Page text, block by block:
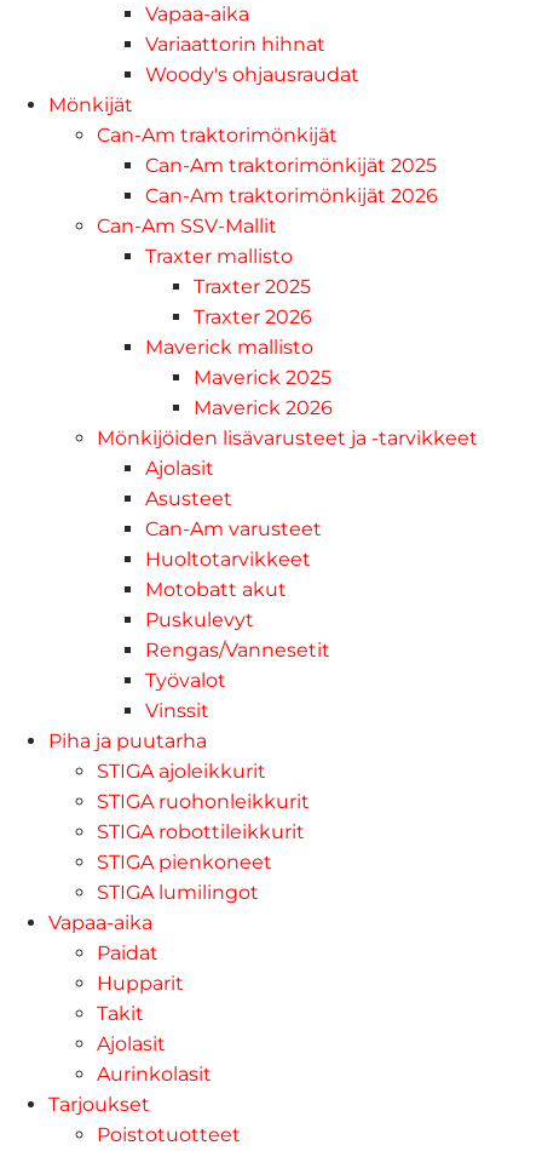
Vapaa-aika
Variaattorin hihnat
Woody's ohjausraudat
Mönkijät
Can-Am traktorimönkijät
Can-Am traktorimönkijät 2025
Can-Am traktorimönkijät 2026
Can-Am SSV-Mallit
Traxter mallisto
Traxter 2025
Traxter 2026
Maverick mallisto
Maverick 2025
Maverick 2026
Mönkijöiden lisävarusteet ja -tarvikkeet
Ajolasit
Asusteet
Can-Am varusteet
Huoltotarvikkeet
Motobatt akut
Puskulevyt
Rengas/Vannesetit
Työvalot
Vinssit
Piha ja puutarha
STIGA ajoleikkurit
STIGA ruohonleikkurit
STIGA robottileikkurit
STIGA pienkoneet
STIGA lumilingot
Vapaa-aika
Paidat
Hupparit
Takit
Ajolasit
Aurinkolasit
Tarjoukset
Poistotuotteet